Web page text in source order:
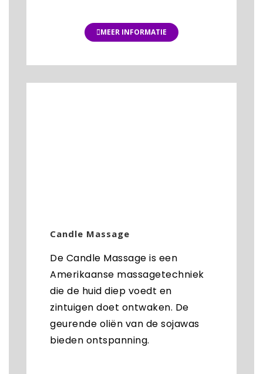
MEER INFORMATIE
Candle Massage
De Candle Massage is een
Amerikaanse massagetechniek
die de huid diep voedt en
zintuigen doet ontwaken. De
geurende oliën van de sojawas
bieden ontspanning.